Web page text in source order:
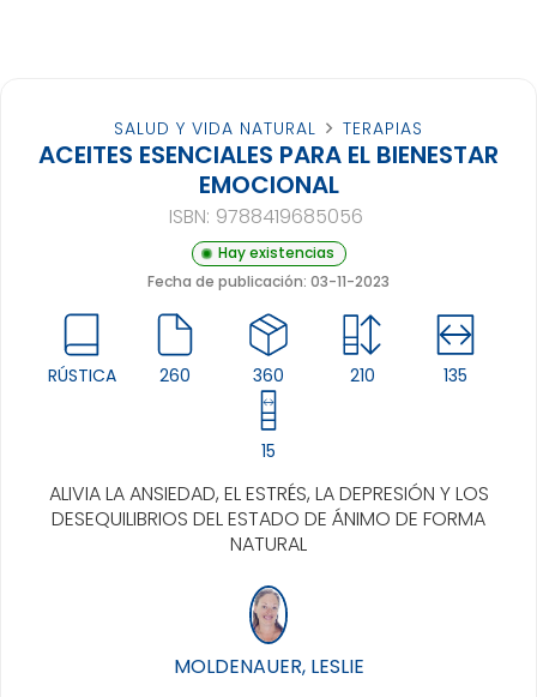
SALUD Y VIDA NATURAL TERAPIAS
ACEITES ESENCIALES PARA EL BIENESTAR
EMOCIONAL
ISBN: 9788419685056
Hay existencias
Fecha de publicación: 03-11-2023
RÚSTICA 260 360 210 135
15
ALIVIA LA ANSIEDAD, EL ESTRÉS, LA DEPRESIÓN Y LOS
DESEQUILIBRIOS DEL ESTADO DE ÁNIMO DE FORMA
NATURAL
MOLDENAUER, LESLIE